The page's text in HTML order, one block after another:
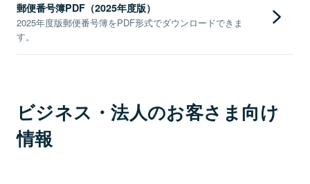
郵便番号簿PDF（2025年度版）
2025年度版郵便番号簿をPDF形式でダウンロードできま
す。
ビジネス・法人のお客さま向け
情報